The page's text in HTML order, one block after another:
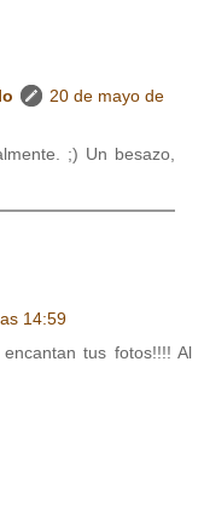
20 de mayo de
;) Un besazo,
14:59
tus fotos!!!! Al